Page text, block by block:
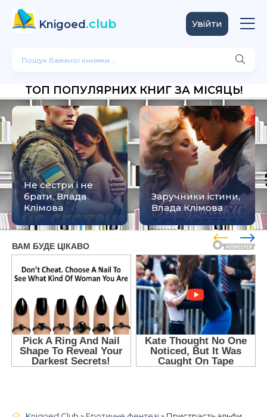
Knigoed .club Увійти
ТОП ПОПУЛЯРНИХ КНИГ ЗА МІСЯЦЬ!
Не сестри і не
брати, Влада
Клімова
Заручники істини,
Влада Клімова